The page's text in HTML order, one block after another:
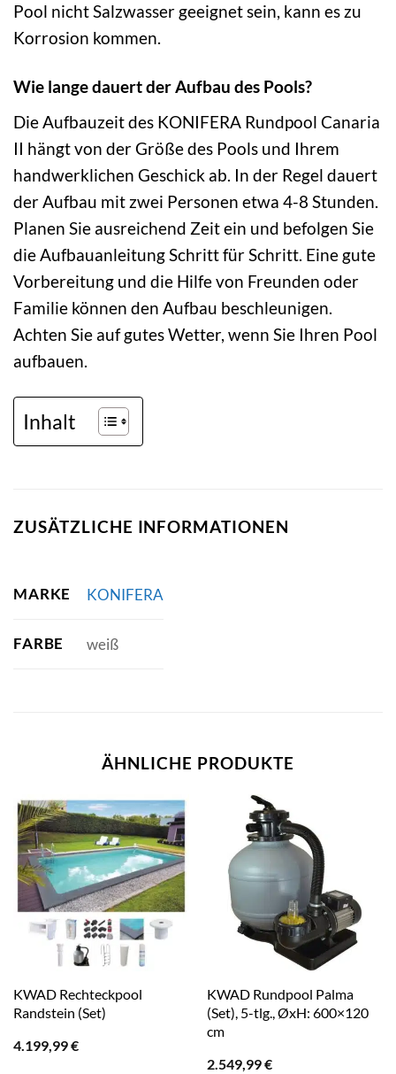
Pool nicht Salzwasser geeignet sein, kann es zu
Korrosion kommen.
Wie lange dauert der Aufbau des Pools?
Die Aufbauzeit des KONIFERA Rundpool Canaria
II hängt von der Größe des Pools und Ihrem
handwerklichen Geschick ab. In der Regel dauert
der Aufbau mit zwei Personen etwa 4-8 Stunden.
Planen Sie ausreichend Zeit ein und befolgen Sie
die Aufbauanleitung Schritt für Schritt. Eine gute
Vorbereitung und die Hilfe von Freunden oder
Familie können den Aufbau beschleunigen.
Achten Sie auf gutes Wetter, wenn Sie Ihren Pool
aufbauen.
Inhalt
ZUSÄTZLICHE INFORMATIONEN
MARKE KONIFERA
FARBE weiß
ÄHNLICHE PRODUKTE
KWAD Rechteckpool
Randstein (Set)
4.199,99€
KWAD Rundpool Palma
(Set), 5-tlg., ØxH: 600×120
cm
2.549,99€